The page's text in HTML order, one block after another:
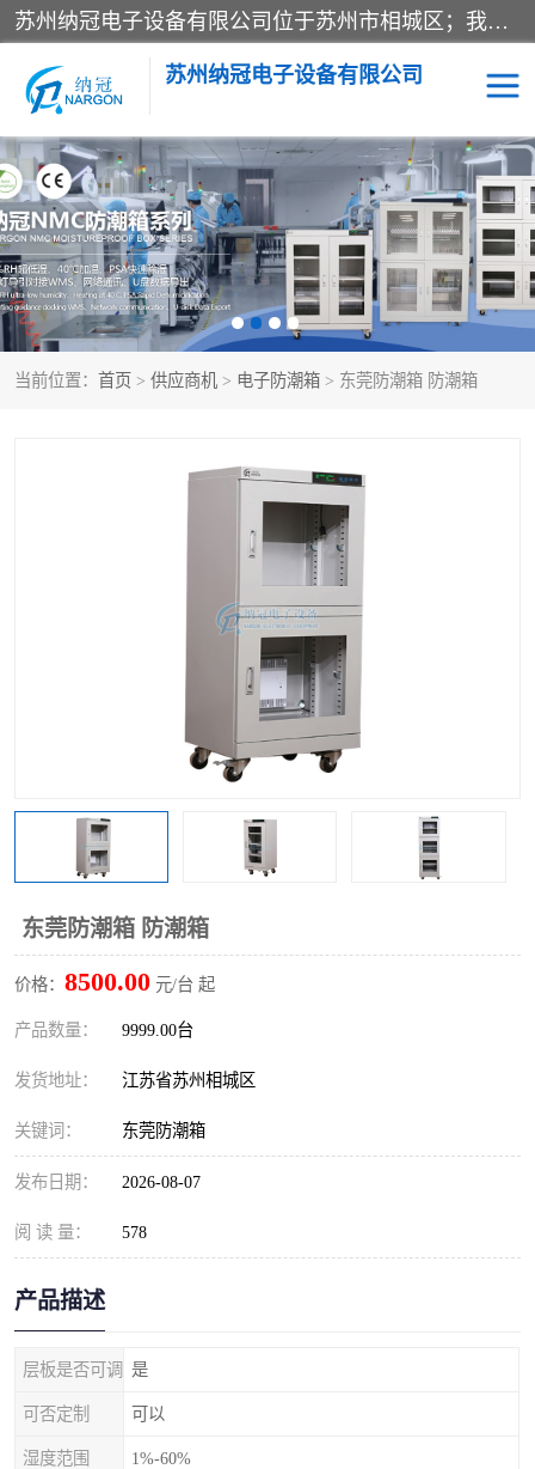
苏州纳冠电子设备有限公司位于苏州市相城区；我司依托国外先进技术结合国内用户的需求，为客户提供具有WMS功能的超低湿快速除湿电子防潮，压缩空气连续干燥柜、智能物料管理氮气储物柜、自制氮氮气柜、防潮氮气组合柜、不锈钢洁净氮气柜、洁净储物柜、石墨舟柜、亮灯导引丝网板存储柜、PCB柔性板气密干燥柜等
苏州纳冠电子设备有限公司
当前位置： 首页 > 供应商机 > 电子防潮箱 > 东莞防潮箱 防潮箱
东莞防潮箱 防潮箱
价格： 8500.00 元/台 起
产品数量： 9999.00台
发货地址： 江苏省苏州相城区
关键词： 东莞防潮箱
发布日期： 2026-08-07
阅 读 量： 578
产品描述
层板是否可调 是
可否定制 可以
湿度范围 1%-60%
电子防潮箱 氮气柜
智能料架 干燥箱